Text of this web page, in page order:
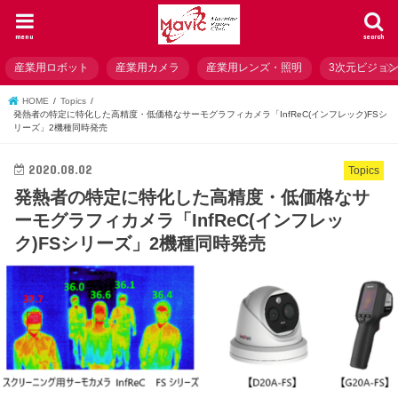
search
menu
産業用ロボット 産業用カメラ 産業用レンズ・照明 3次元ビジョ
HOME
Topics
発熱者の特定に特化した高精度・低価格なサーモグラフィカメラ「InfReC(インフレック)FSシ
リーズ」2機種同時発売
Topics
2020.08.02
発熱者の特定に特化した高精度・低価格なサ
ーモグラフィカメラ「InfReC(インフレッ
ク)FSシリーズ」2機種同時発売